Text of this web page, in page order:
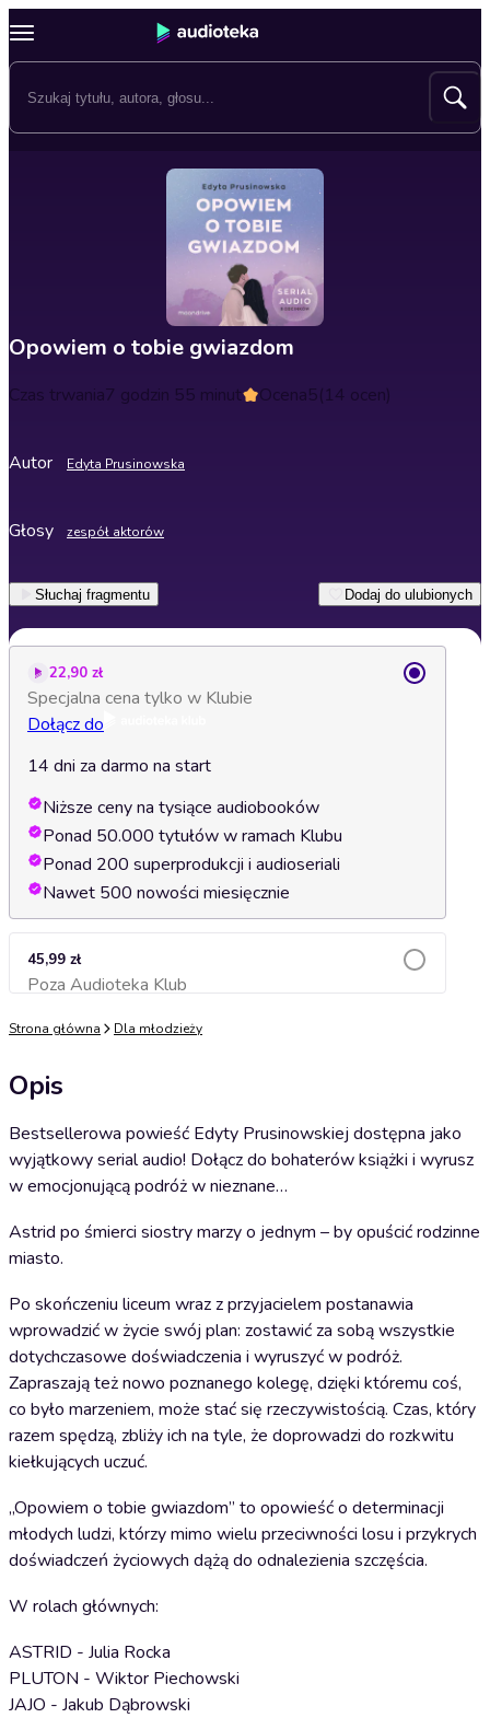
Opowiem o tobie gwiazdom
Czas trwania7 godzin 55 minut Ocena5(14 ocen)
Autor Edyta Prusinowska
Głosy zespół aktorów
Słuchaj fragmentu Dodaj do ulubionych
22,90 zł
Specjalna cena tylko w Klubie
Dołącz do
14 dni za darmo na start
Niższe ceny na tysiące audiobooków
Ponad 50.000 tytułów w ramach Klubu
Ponad 200 superprodukcji i audioseriali
Nawet 500 nowości miesięcznie
45,99 zł
Poza Audioteka KlubDodaj do koszyka
Strona główna Dla młodzieży
Opis
Bestsellerowa powieść Edyty Prusinowskiej dostępna jako
wyjątkowy serial audio! Dołącz do bohaterów książki i wyrusz
w emocjonującą podróż w nieznane…
Astrid po śmierci siostry marzy o jednym – by opuścić rodzinne
miasto.
Po skończeniu liceum wraz z przyjacielem postanawia
wprowadzić w życie swój plan: zostawić za sobą wszystkie
dotychczasowe doświadczenia i wyruszyć w podróż.
Zapraszają też nowo poznanego kolegę, dzięki któremu coś,
co było marzeniem, może stać się rzeczywistością. Czas, który
razem spędzą, zbliży ich na tyle, że doprowadzi do rozkwitu
kiełkujących uczuć.
„Opowiem o tobie gwiazdom” to opowieść o determinacji
młodych ludzi, którzy mimo wielu przeciwności losu i przykrych
doświadczeń życiowych dążą do odnalezienia szczęścia.
W rolach głównych:
ASTRID - Julia Rocka
PLUTON - Wiktor Piechowski
JAJO - Jakub Dąbrowski